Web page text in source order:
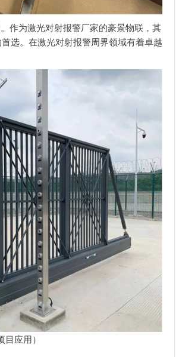
为激光对射报警厂家的豪景物联，其
选。在激光对射报警周界领域有着卓越
应用）